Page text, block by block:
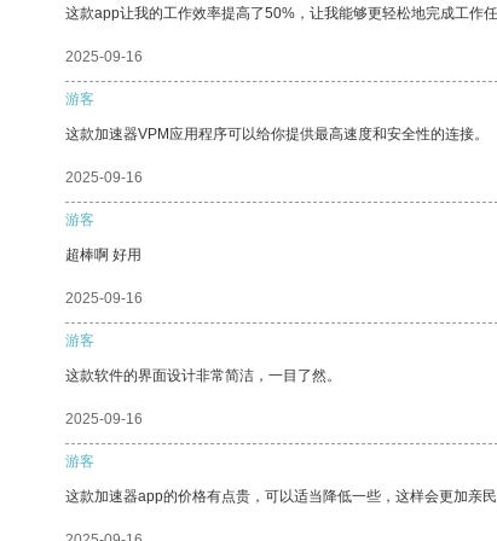
这款app让我的工作效率提高了50%，让我能够更轻松地完成工作
2025-09-16
游客
这款加速器VPM应用程序可以给你提供最高速度和安全性的连接。
2025-09-16
游客
超棒啊 好用
2025-09-16
游客
这款软件的界面设计非常简洁，一目了然。
2025-09-16
游客
这款加速器app的价格有点贵，可以适当降低一些，这样会更加亲民